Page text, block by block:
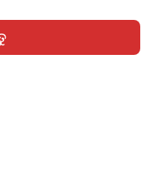
ସାଇନ୍ ଇନ୍